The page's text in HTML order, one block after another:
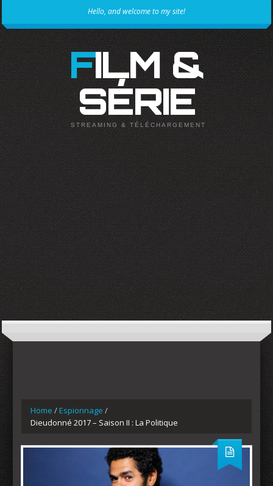
Hello, and welcome to my site!
FILM &
SÉRIE
STREAMING & TÉLÉCHARGEMENT
Home /Espionnage /
Dieudonné 2017 – Saison II : La Politique